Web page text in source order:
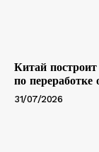
Китай
по переработке
31/07/2026